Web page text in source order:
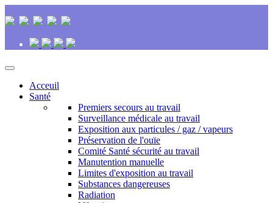
Acceuil
Santé
Premiers secours au travail
Surveillance médicale au travail
Exposition aux particules / gaz / vapeurs
Préservation de l'ouïe
Comité Santé sécurité au travail
Manutention manuelle
Limites d'exposition au travail
Substances dangereuses
Radiation